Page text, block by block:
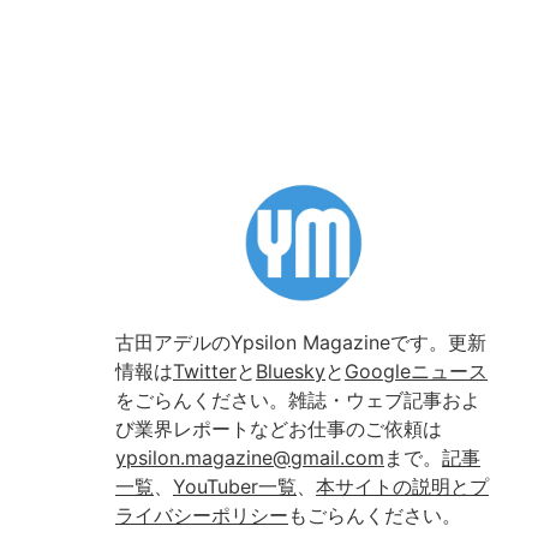
古田アデルのYpsilon Magazineです。更新
情報はTwitterと Blueskyと Googleニュース
をごらんください。雑誌・ウェブ記事およ
び業界レポートなどお仕事のご依頼は
ypsilon.magazine@gmail.com まで。 記事
一覧
YouTuber一覧
本サイトの説明とプ
ライバシーポリシー もごらんください。